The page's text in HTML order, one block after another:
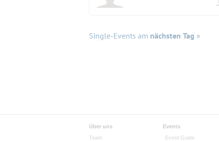
Single-Events am nächsten Tag »
Über uns
Team
Events
Event Guide